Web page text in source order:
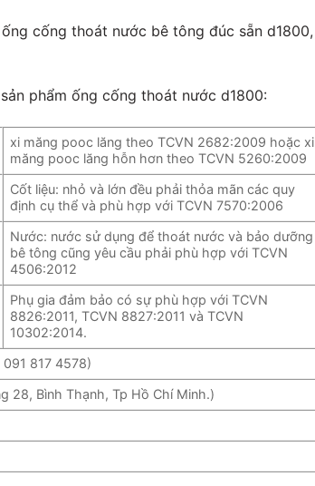
cống thoát nước bê tông đúc sẵn d1800,
phẩm ống cống thoát nước d1800:
xi măng pooc lăng theo TCVN 2682:2009 hoặc xi
măng pooc lăng hỗn hơn theo TCVN 5260:2009
Cốt liệu: nhỏ và lớn đều phải thỏa mãn các quy
định cụ thể và phù hợp với TCVN 7570:2006
Nước: nước sử dụng để thoát nước và bảo dưỡng
bê tông cũng yêu cầu phải phù hợp với TCVN
4506:2012
Phụ gia đảm bảo có sự phù hợp với TCVN
8826:2011, TCVN 8827:2011 và TCVN
10302:2014.
817 4578)
28, Bình Thạnh, Tp Hồ Chí Minh.)